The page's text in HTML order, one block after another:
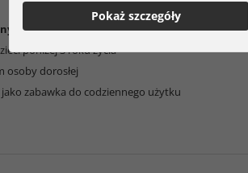
jest do celów rozrywkowych i dekoracyjnych
poniżej 3 roku życia
osoby dorosłej
jako zabawka do codziennego użytku
Pokaż szczegóły